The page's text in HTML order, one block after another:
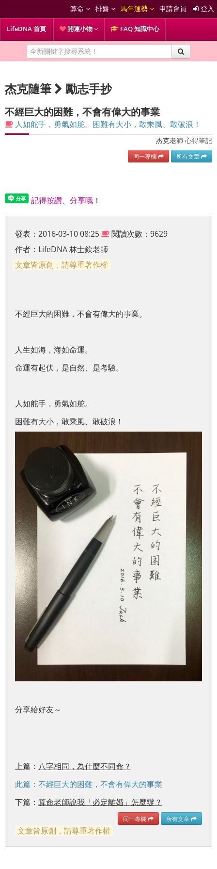
算命 排盤 馬年運勢 申請會員 登入
LifeDNA 首頁 開運小物 FAQ 知識中心
杰克隨筆 勵志手抄
不經巨大的困難，不會有偉大的事業
人如舵手，勇氣如舵。困難有大小，敢乘風、敢破浪！
杰克老師 心得筆記
同一專欄 所有文章
記得按讚、分享哦！
發表：2016-03-10 08:25
閱讀次數：9629
作者： LifeDNA 林士欽老師
文章皆原創，請尊重著作權
不經巨大的困難，不會有偉大的事業。
人生如海，海如命運。
命運有起伏，是自然、是考驗。
人如舵手，勇氣如舵。
困難有大小，敢乘風、敢破浪！
分享給好友～
上篇： 八字相同，為什麼不同命？
此篇：不經巨大的困難，不會有偉大的事業
下篇： 算命老師說我「必定離婚」怎麼辦？
同一專欄 所有文章
文章皆原創，請尊重著作權